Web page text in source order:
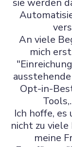
An viele
mich
Opt-in-
Ich hoffe,
nicht zu viele
meine